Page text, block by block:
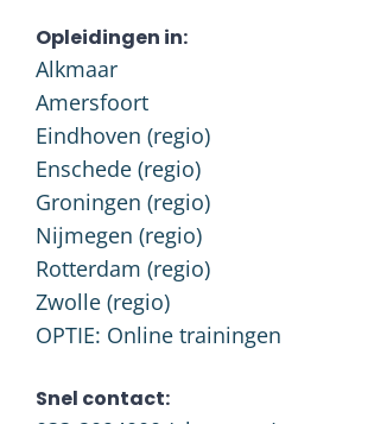
Opleidingen in:
Alkmaar
Amersfoort
Eindhoven (regio)
Enschede (regio)
Groningen (regio)
Nijmegen (regio)
Rotterdam (regio)
Zwolle (regio)
OPTIE: Online trainingen
Snel contact: